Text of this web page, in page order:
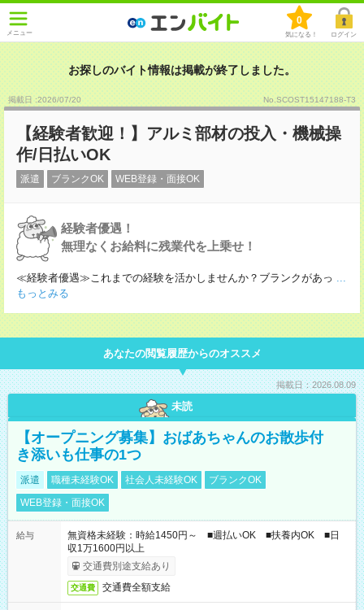
メニュー
0
気になる！ ログイン
お探しのバイト情報は掲載が終了しました。
掲載日 :2026/07/20 No.SCOST15147188-T3
【経験者歓迎！】アルミ部材の投入・機械操
作/日払いOK
派遣 ブランクOK WEB登録・面接OK
経験者優遇！
無理なくお給料に残業代を上乗せ！
≪経験者優遇≫これまでの経験を活かしませんか？ブランクがあっ ...
もっとみる
あなたの閲覧履歴からのオススメ
掲載日：2026.08.09
未読
【オープニング募集】おばあちゃんのお散歩付
き添いも仕事の1つ
派遣 職種未経験OK 社会人未経験OK
ブランクOK
WEB登録・面接OK
給与
無資格未経験：時給1450円～ ■週払いOK ■扶養内OK ■日
収1万1600円以上
交通費別途支給あり
交通費 交通費全額支給